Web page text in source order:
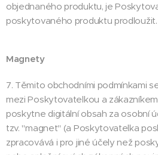
objednaného produktu, je
poskytovaného produktu prodloužit.
Magnety
7. Těmito obchodními podmínkami
mezi Poskytovatelkou a
poskytne digitální obsah za osobní
tzv. "magnet" (a Poskytovatelka
zpracovává i pro jiné účely než